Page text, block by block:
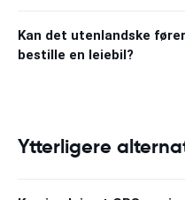
Kan det utenlandske
bestille en leiebil?
Ytterligere